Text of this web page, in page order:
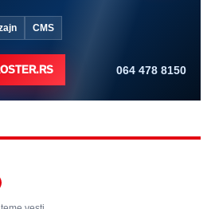
CMS
064 478 8150